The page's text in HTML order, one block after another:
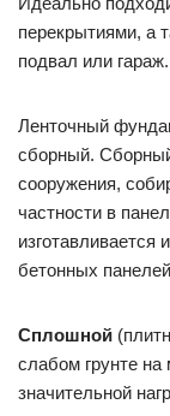
перекрытиями, а
подвал или гараж.
Ленточный
сборный.
сооружения,
частности в
бетонных
Сплошной
слабом грунте на
значительной